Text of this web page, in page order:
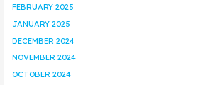
FEBRUARY 2025
JANUARY 2025
DECEMBER 2024
NOVEMBER 2024
OCTOBER 2024